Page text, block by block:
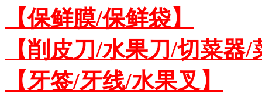
【保鲜膜/保鲜袋】
【削皮刀/水果刀/切菜器
【牙签/牙线/水果叉】